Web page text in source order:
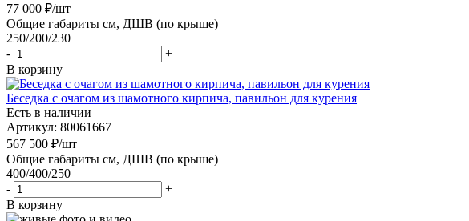
77 000 ₽/шт
Общие габариты см, ДШВ (по крыше)
250/200/230
-
+
В корзину
Беседка с очагом из шамотного кирпича, павильон для курения
Есть в наличии
Артикул: 80061667
567 500 ₽/шт
Общие габариты см, ДШВ (по крыше)
400/400/250
-
+
В корзину